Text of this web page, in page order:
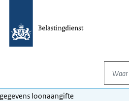
Waar
loonaangifte